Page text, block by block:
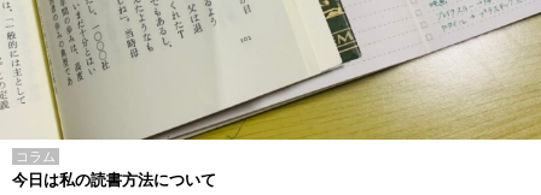
コラム
今日は私の読書方法について